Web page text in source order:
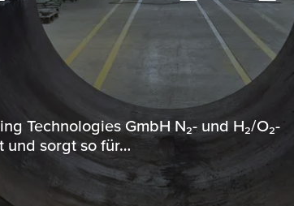
im MW-
Technologies GmbH N₂- und H₂/O₂-
und sorgt so für…